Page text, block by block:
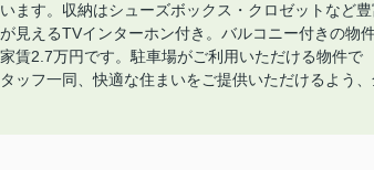
ます。収納はシューズボックス・クロゼットなど
見えるTVインターホン付き。バルコニー付きの物
賃2.7万円です。駐車場がご利用いただける物件で
ッフ一同、快適な住まいをご提供いただけるよう